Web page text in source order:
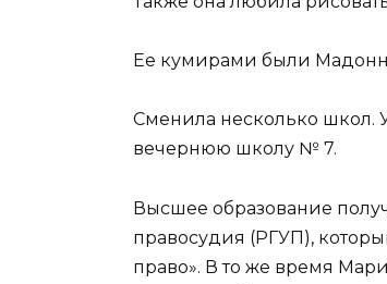
Ее кумирами были
Сменила несколько школ.
вечернюю школу № 7.
Высшее образование
правосудия (РГУП),
право». В то же время